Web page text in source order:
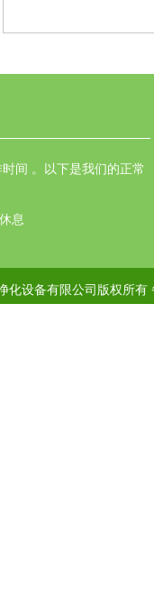
间 。以下是我们的正常
息
化设备有限公司版权所有